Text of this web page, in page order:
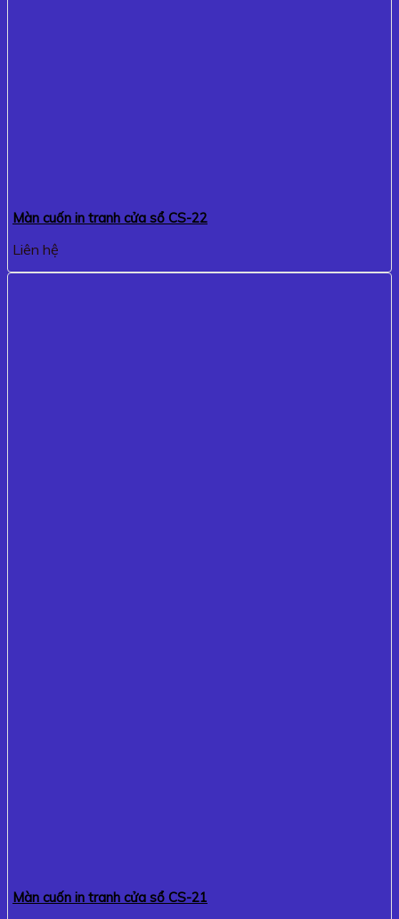
Màn cuốn in tranh cửa sổ CS-22
Liên hệ
Màn cuốn in tranh cửa sổ CS-21